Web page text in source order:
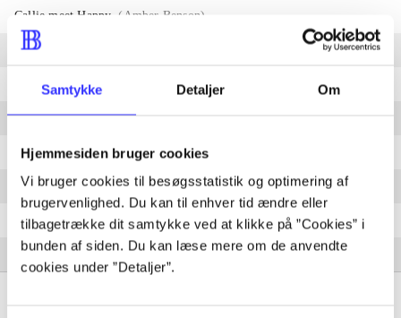
Samtykke Detaljer Om
Hjemmesiden bruger cookies
Vi bruger cookies til besøgsstatistik og optimering af
brugervenlighed. Du kan til enhver tid ændre eller
tilbagetrække dit samtykke ved at klikke på ”Cookies” i
bunden af siden. Du kan læse mere om de anvendte
cookies under ”Detaljer”.
Callie meet Happy ( Amber Benson)
Iphigenia in Aulis
Golden delicious Faith Hunter)
Magic tests (Ilona Andrews
An introduction to Jewish myth and mysticism
VSI (Nancy Holder)
The bad hour (Thomas E. Sniegoski )
Pirate Dave and the captain's ghost ( Toni L.P. Kelner)